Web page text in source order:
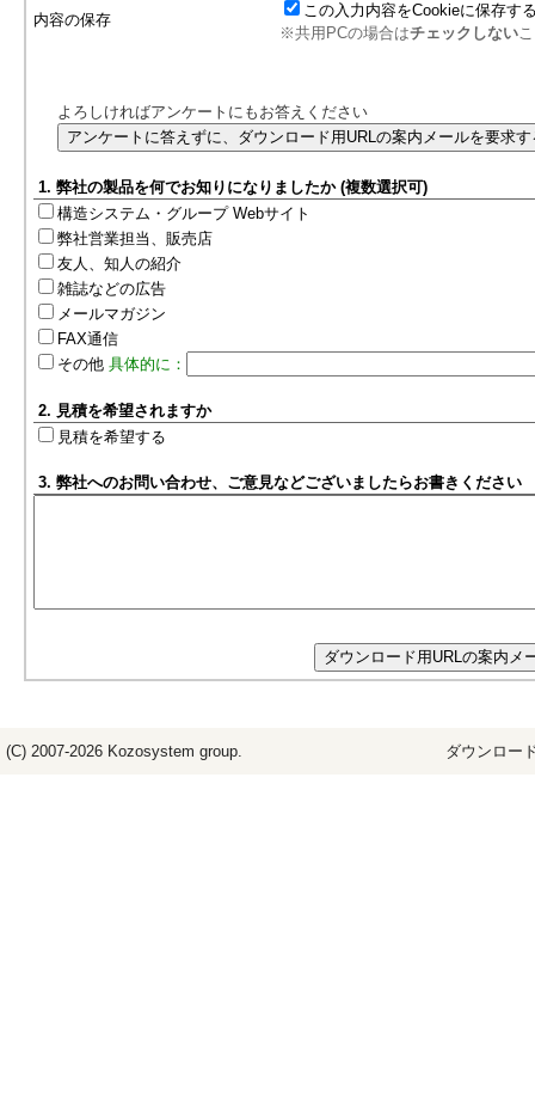
内容の保存
この入力内容をCookieに保存す
※共用PCの場合はチェックしない
よろしければアンケートにもお答えください
1. 弊社の製品を何でお知りになりましたか (複数選択可)
構造システム・グループ Webサイト
弊社営業担当、販売店
友人、知人の紹介
雑誌などの広告
メールマガジン
FAX通信
その他 具体的に：
2. 見積を希望されますか
見積を希望する
3. 弊社へのお問い合わせ、ご意見などございましたらお書きください
(C) 2007-2026 Kozosystem group. ダウンロー